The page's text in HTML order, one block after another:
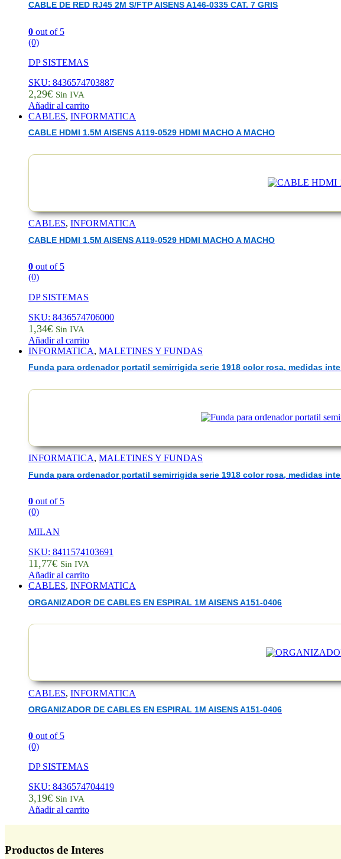
CABLE DE RED RJ45 2M S/FTP AISENS A146-0335 CAT. 7 GRIS
0 out of 5
(0)
DP SISTEMAS
SKU: 8436574703887
2,29€ Sin IVA
Añadir al carrito
CABLES, INFORMATICA
CABLE HDMI 1.5M AISENS A119-0529 HDMI MACHO A MACHO
CABLES, INFORMATICA
CABLE HDMI 1.5M AISENS A119-0529 HDMI MACHO A MACHO
0 out of 5
(0)
DP SISTEMAS
SKU: 8436574706000
1,34€ Sin IVA
Añadir al carrito
INFORMATICA, MALETINES Y FUNDAS
Funda para ordenador portatil semirrigida serie 1918 color rosa, medidas
INFORMATICA, MALETINES Y FUNDAS
Funda para ordenador portatil semirrigida serie 1918 color rosa, medidas
0 out of 5
(0)
MILAN
SKU: 8411574103691
11,77€ Sin IVA
Añadir al carrito
CABLES, INFORMATICA
ORGANIZADOR DE CABLES EN ESPIRAL 1M AISENS A151-0406
CABLES, INFORMATICA
ORGANIZADOR DE CABLES EN ESPIRAL 1M AISENS A151-0406
0 out of 5
(0)
DP SISTEMAS
SKU: 8436574704419
3,19€ Sin IVA
Añadir al carrito
Productos de Interes